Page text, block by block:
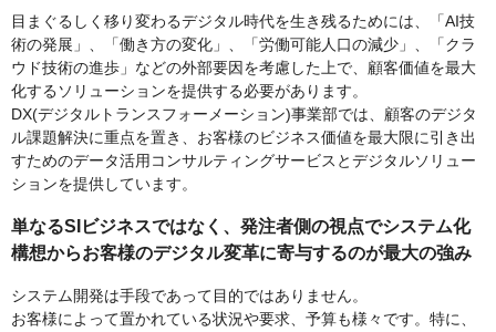
目まぐるしく移り変わるデジタル時代を生き残るためには、「AI技
術の発展」、「働き方の変化」、「労働可能人口の減少」、「クラ
ウド技術の進歩」などの外部要因を考慮した上で、顧客価値を最大
化するソリューションを提供する必要があります。
DX(デジタルトランスフォーメーション)事業部では、顧客のデジタ
ル課題解決に重点を置き、お客様のビジネス価値を最大限に引き出
すためのデータ活用コンサルティングサービスとデジタルソリュー
ションを提供しています。
単なるSIビジネスではなく、発注者側の視点でシステム化
構想からお客様のデジタル変革に寄与するのが最大の強み
システム開発は手段であって目的ではありません。
お客様によって置かれている状況や要求、予算も様々です。特に、